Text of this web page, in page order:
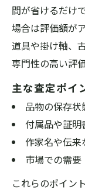
間が省けるだけ
場合は評価額が
道具や掛け軸、
専門性の高い評
主な査定ポイ
品物の保存状
付属品や証明
作家名や伝来
市場での需要
これらのポイン